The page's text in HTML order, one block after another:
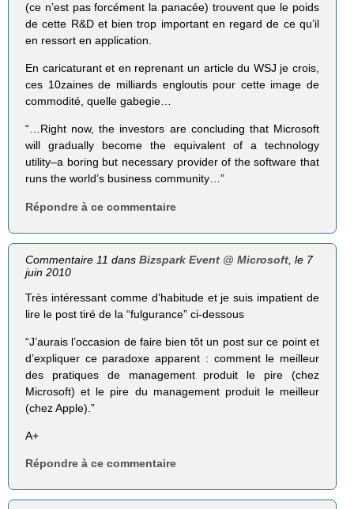
(ce n’est pas forcément la panacée) trouvent que le poids
de cette R&D et bien trop important en regard de ce qu’il
en ressort en application.
En caricaturant et en reprenant un article du WSJ je crois,
ces 10zaines de milliards engloutis pour cette image de
commodité, quelle gabegie…
“…Right now, the investors are concluding that Microsoft
will gradually become the equivalent of a technology
utility–a boring but necessary provider of the software that
runs the world’s business community…”
Répondre à ce commentaire
Commentaire 11 dansBizspark Event @ Microsoft , le 7
juin 2010
Très intéressant comme d’habitude et je suis impatient de
lire le post tiré de la “fulgurance” ci-dessous
“J’aurais l’occasion de faire bien tôt un post sur ce point et
d’expliquer ce paradoxe apparent : comment le meilleur
des pratiques de management produit le pire (chez
Microsoft) et le pire du management produit le meilleur
(chez Apple).”
A+
Répondre à ce commentaire